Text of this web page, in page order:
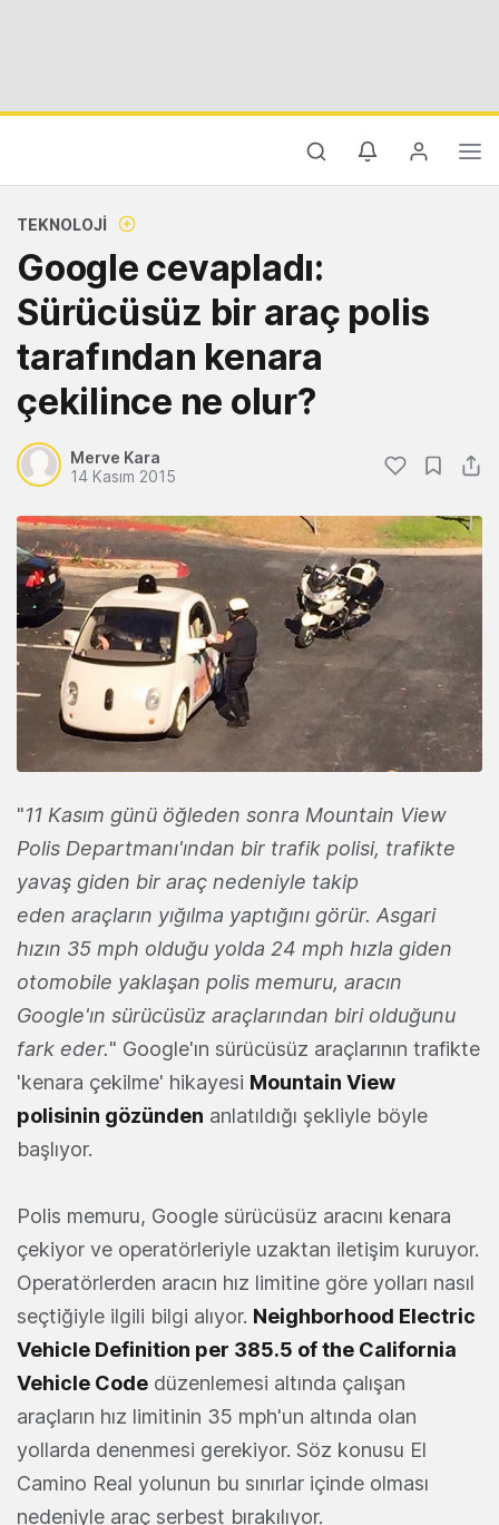
TEKNOLOJI
Google cevapladı:
Sürücüsüz bir araç polis
tarafından kenara
çekilince ne olur?
Merve Kara
14 Kasım 2015
"11 Kasım günü öğleden sonra Mountain View
Polis Departmanı'ından bir trafik polisi, trafikte
yavaş giden bir araç nedeniyle takip
eden araçların yığılma yaptığını görür. Asgari
hızın 35 mph olduğu yolda 24 mph hızla giden
otomobile yaklaşan polis memuru, aracın
Google'ın sürücüsüz araçlarından biri olduğunu
fark eder." Google'ın sürücüsüz araçlarının trafikte
'kenara çekilme' hikayesi Mountain View
polisinin gözünden anlatıldığı şekliyle böyle
başlıyor.
Polis memuru, Google sürücüsüz aracını kenara
çekiyor ve operatörleriyle uzaktan iletişim kuruyor.
Operatörlerden aracın hız limitine göre yolları nasıl
seçtiğiyle ilgili bilgi alıyor. Neighborhood Electric
Vehicle Definition per 385.5 of the California
Vehicle Code düzenlemesi altında çalışan
araçların hız limitinin 35 mph'un altında olan
yollarda denenmesi gerekiyor. Söz konusu El
Camino Real yolunun bu sınırlar içinde olması
nedeniyle araç serbest bırakılıyor.